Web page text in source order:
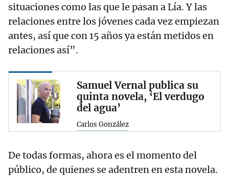
situaciones como las que le pasan a Lía. Y las
relaciones entre los jóvenes cada vez empiezan
antes, así que con 15 años ya están metidos en
relaciones así”.
Samuel Vernal publica su
quinta novela, ‘El verdugo
del agua’
Carlos González
De todas formas, ahora es el momento del
público, de quienes se adentren en esta novela.